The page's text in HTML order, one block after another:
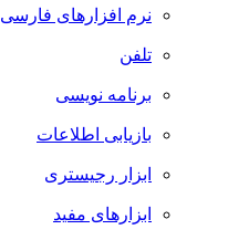
نرم افزارهای فارسی
تلفن
برنامه نویسی
بازیابی اطلاعات
ابزار رجیستری
ابزارهای مفید